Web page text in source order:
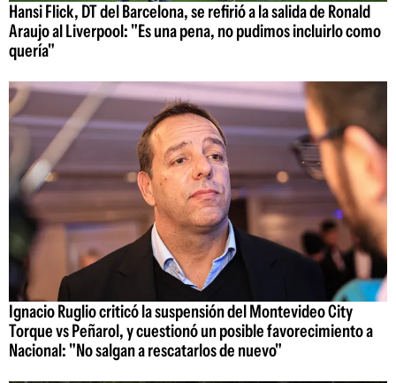
Hansi Flick, DT del Barcelona, se refirió a la salida de Ronald
Araujo al Liverpool: "Es una pena, no pudimos incluirlo como
quería"
Ignacio Ruglio criticó la suspensión del Montevideo City
Torque vs Peñarol, y cuestionó un posible favorecimiento a
Nacional: "No salgan a rescatarlos de nuevo"